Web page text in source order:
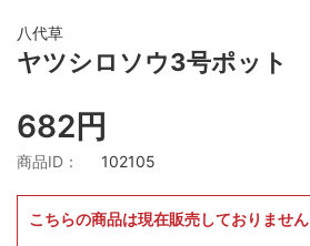
八代草
ヤツシロソウ3号ポット
682円
商品ID： 102105
こちらの商品は現在販売しておりません